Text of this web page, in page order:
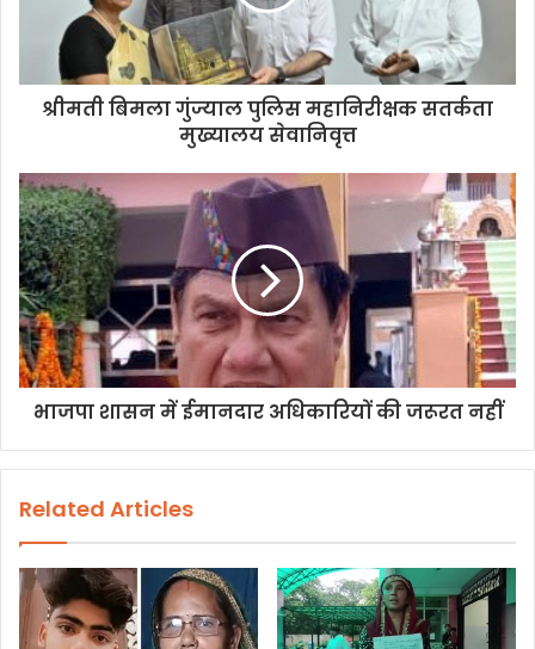
श्रीमती बिमला गुंज्याल पुलिस महानिरीक्षक सतर्कता
मुख्यालय सेवानिवृत्त
भाजपा शासन में ईमानदार अधिकारियों की जरूरत नहीं
Related Articles